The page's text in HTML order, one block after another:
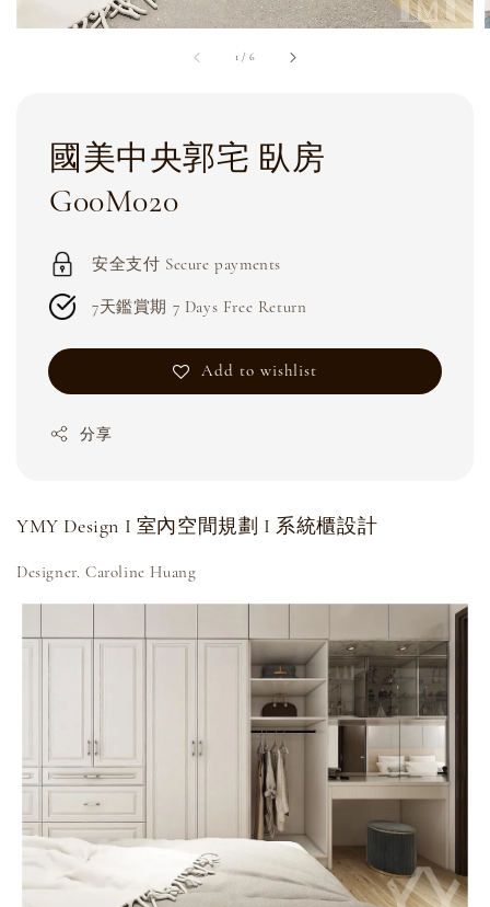
1 / 6
國美中央郭宅 臥房
G00M020
安全支付 Secure payments
7天鑑賞期 7 Days Free Return
Add to wishlist
分享
YMY Design I 室內空間規劃 I 系統櫃設計
Designer. Caroline Huang